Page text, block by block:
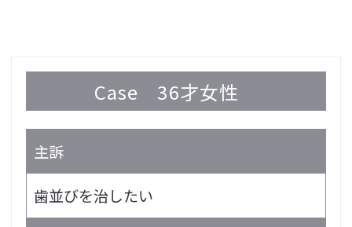
Case 36才女性
主訴
歯並びを治したい